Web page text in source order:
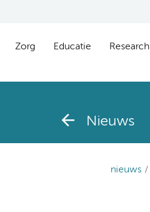
Zorg Educatie Research
Nieuws
nieuws